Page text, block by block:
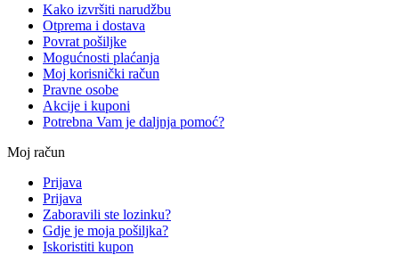
Kako izvršiti narudžbu
Otprema i dostava
Povrat pošiljke
Mogućnosti plaćanja
Moj korisnički račun
Pravne osobe
Akcije i kuponi
Potrebna Vam je daljnja pomoć?
Moj račun
Prijava
Prijava
Zaboravili ste lozinku?
Gdje je moja pošiljka?
Iskoristiti kupon